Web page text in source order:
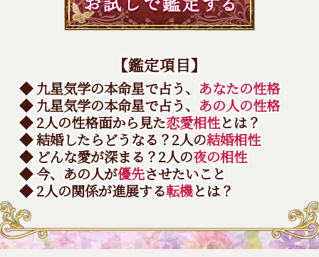
【鑑定項目】
◆ 九星気学の本命星で占う、 あなたの性格
◆ 九星気学の本命星で占う、 あの人の性格
◆ 2人の性格面から見た恋愛相性とは？
◆ 結婚したらどうなる？2人の結婚相性
◆ どんな愛が深まる？2人の夜の相性
◆ 今、あの人が優先させたいこと
◆ 2人の関係が進展する転機とは？